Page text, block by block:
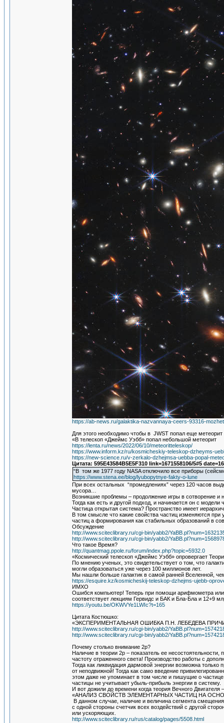
https://ab-news.ru/galaktika-nazvannaya-ceers-93316-
Для этого необходимо чтобы в JWST попал еще метеорит
«В телескоп «Джеймс Уэбб» попал небольшой метеорит
https://lenta.ru/news/2022/06/10/meteoritteleskop/
https://www.inform.kz/ru/kosmicheskiy-teleskop-dzheyms-
https://new-science.ru/v-zerkalo-dzhejmsa-uebba-popal-
Цитата: 595E43584B5E5F310 link=1671558106/5#5
“В том же 1977 году NASA отключило все приборы
https://www.stena.ee/blog/lyubopytnye-fakty-o-lune
При всех остальных “промедлениях” через 120 часов
мусора…
Возникшие проблемы – продолжение игры в сотворение
Тогда как есть и другой подход, и начинается он с
Частица открытая система? Пространство имеет
В том смысле что какие свойства частиц изменяются
частиц а формирования как стабильных образований в
Обсуждение
http://www.sciteclibrary.ru/cgi-bin/yabb2/
http://www.sciteclibrary.ru/cgi-bin/yabb2/
Что такое Время?
http://quantmag.ppole.ru/forum/index.php?topic=5932.0
«Космический телескоп «Джеймс Уэбб» опровергает
По мнению ученых, это свидетельствует о том, что
могли образоваться уже через 100 миллионов лет.
Мы нашли больше галактик в самой ранней Вселенной,
https://esquire.kz/kosmicheskij-teleskop-dzhejms-ujebb-
ИМХО
Ошибся компьютер! Теперь при помощи арифмометра или
соответствует лекциям Гервидс и БАК и Бла-Бла и 12+9
https://youtu.be/OKWVYe1LWIc?t=165
Цитата Костюшко:
«ЭКСПЕРИМЕНТАЛЬНАЯ ОШИБКА П.Н. ЛЕБЕДЕВА
http://www.sciteclibrary.ru/cgi-bin/yabb2/
http://www.sciteclibrary.ru/cgi-bin/yabb2/
Почему столько внимание 2р?
Наличие в теории 2р – показатель ее
частоту отраженного света! Производство работы с
Тогда как ликвидация дармовой энергии возможна
от неподвижной! Тогда как само введение
этом даже не упоминает в том числе и пишущие о
частицы не учитывает убыль-прибыль энергии в систему.
И вот дожили до времени когда теория Вечного
«АНАЛИЗ СВОЙСТВ ЭЛЕМЕНТАРНЫХ ЧАСТИЦ НА
В данном случае, наличие и величина сегмента
с одной стороны счетчик всех воздействий с другой
или ускоряющих.
http://www.sciteclibrary.ru/rus/catalog/pages/5508.html